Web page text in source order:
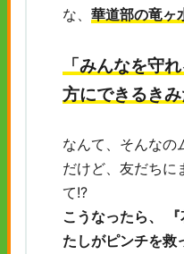
な、 華道部の竜ヶ
「みんなを守
方にできるきみ
なんて、そんなの
だけど、友だちに
て!?
こうなったら、
たしがピンチを救